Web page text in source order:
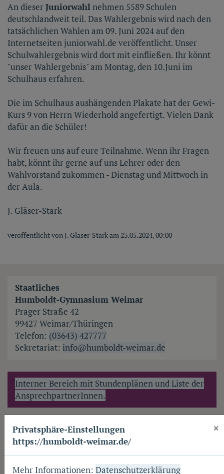
An dieserJuniorwahl nehmen 5589 Schulen
deutschlandweit teil. Das Wahlergebnis wird nach den
tatsächlichen Wahlen am 09. Juni 2024 auf den
Internetseiten juniorwahl.de veröffentlicht. Unser
Schulwahlergebnis wird dort mit einfließen. Ihr könnt
"unser Wahlergebnis" am Montag, den 10.Juni im
Schulhaus erfahren.
Die im Schulhaus aushängenden Plakate hat der Gewi-
Kurs 9 von Herrn Wiederhold angefertigt. Vielen Dank
dafür an die Schüler!
Wir freuen uns auf eure Teilnahme. Wenn ihr Fragen
habt, könnt ihr gerne auf uns Lehrer oder den
Wahlvorstand zukommen - Dienstag und Mittwoch in
der Aula.
J. Gläser-Stark
veröffentlicht von J. Gläser-Stark am 23.05.2024, 00:00
Staatliches
Humboldt-Gymnasium Weimar
Prager Straße 42
99427 Weimar/Thüringen
Telefon: (03643) 427777
Sekretariat: info@humboldt-weimar.de
Interner Bereich mit Stundenplänen und Liste der
AnsprechpartnerInnen.
Privatsphäre-Einstellungen
https://humboldt-weimar.de/
×
Mehr Informationen: Datenschutzerklärung